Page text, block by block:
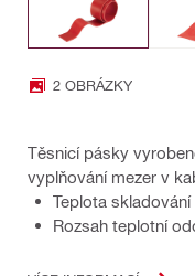
2 OBRÁZKY
Těsnicí pásky
vyplňování mezer v
Teplota
Rozsah teplotní